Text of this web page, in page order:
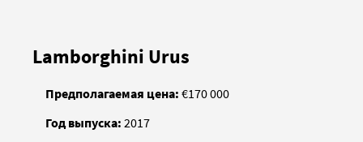
Lamborghini Urus
Предполагаемая цена: €170 000
Год выпуска: 2017